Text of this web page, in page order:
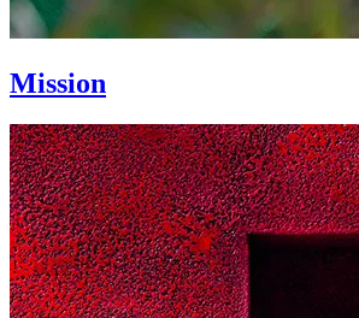
Mission